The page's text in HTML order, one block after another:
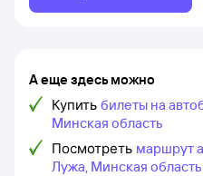
А еще здесь можно
Купить билеты на
Минская область
Посмотреть маршрут
Лужа, Минская область